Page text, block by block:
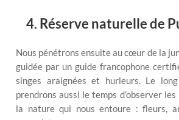
4. Réserve naturelle de
Nous pénétrons ensuite au cœur de la
guidée par un guide francophone
singes araignées et hurleurs. Le
prendrons aussi le temps d’observer
la nature qui nous entoure : fleurs,